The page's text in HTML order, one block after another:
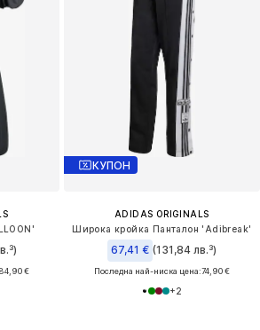
84,90 €
КУПОН
ADIDAS ORIGINALS
Широка кройка Панталон 'Adibreak'
67,41 € (131,84 лв.³)
Последна най-ниска цена:74,90 €
+2